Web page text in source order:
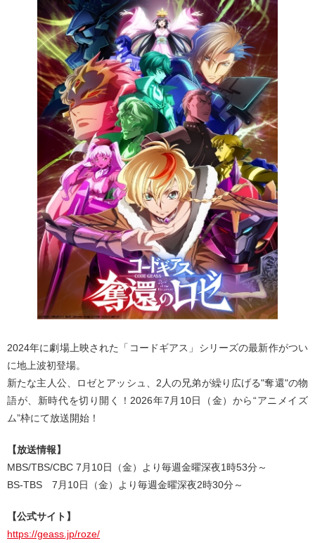
2024年に劇場上映された「コードギアス」シリーズの最新作がつい
に地上波初登場。
新たな主人公、ロゼとアッシュ、2人の兄弟が繰り広げる"奪還"の物
語が、新時代を切り開く！2026年7月10日（金）から“アニメイズ
ム”枠にて放送開始！
【放送情報】
MBS/TBS/CBC 7月10日（金）より毎週金曜深夜1時53分～
BS-TBS 7月10日（金）より毎週金曜深夜2時30分～
【公式サイト】
https://geass.jp/roze/